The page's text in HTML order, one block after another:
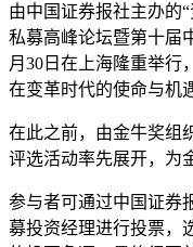
由中国证券报社主办
私募高峰论坛暨第十届
月30日在上海隆重举行
在变革时代的使命与机
在此之前，由金牛奖组
评选活动率先展开，为
参与者可通过中国证券
募投资经理进行投票，